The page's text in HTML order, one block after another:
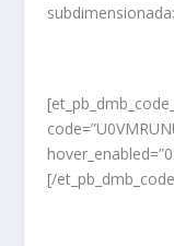
subdimensionada:
[/